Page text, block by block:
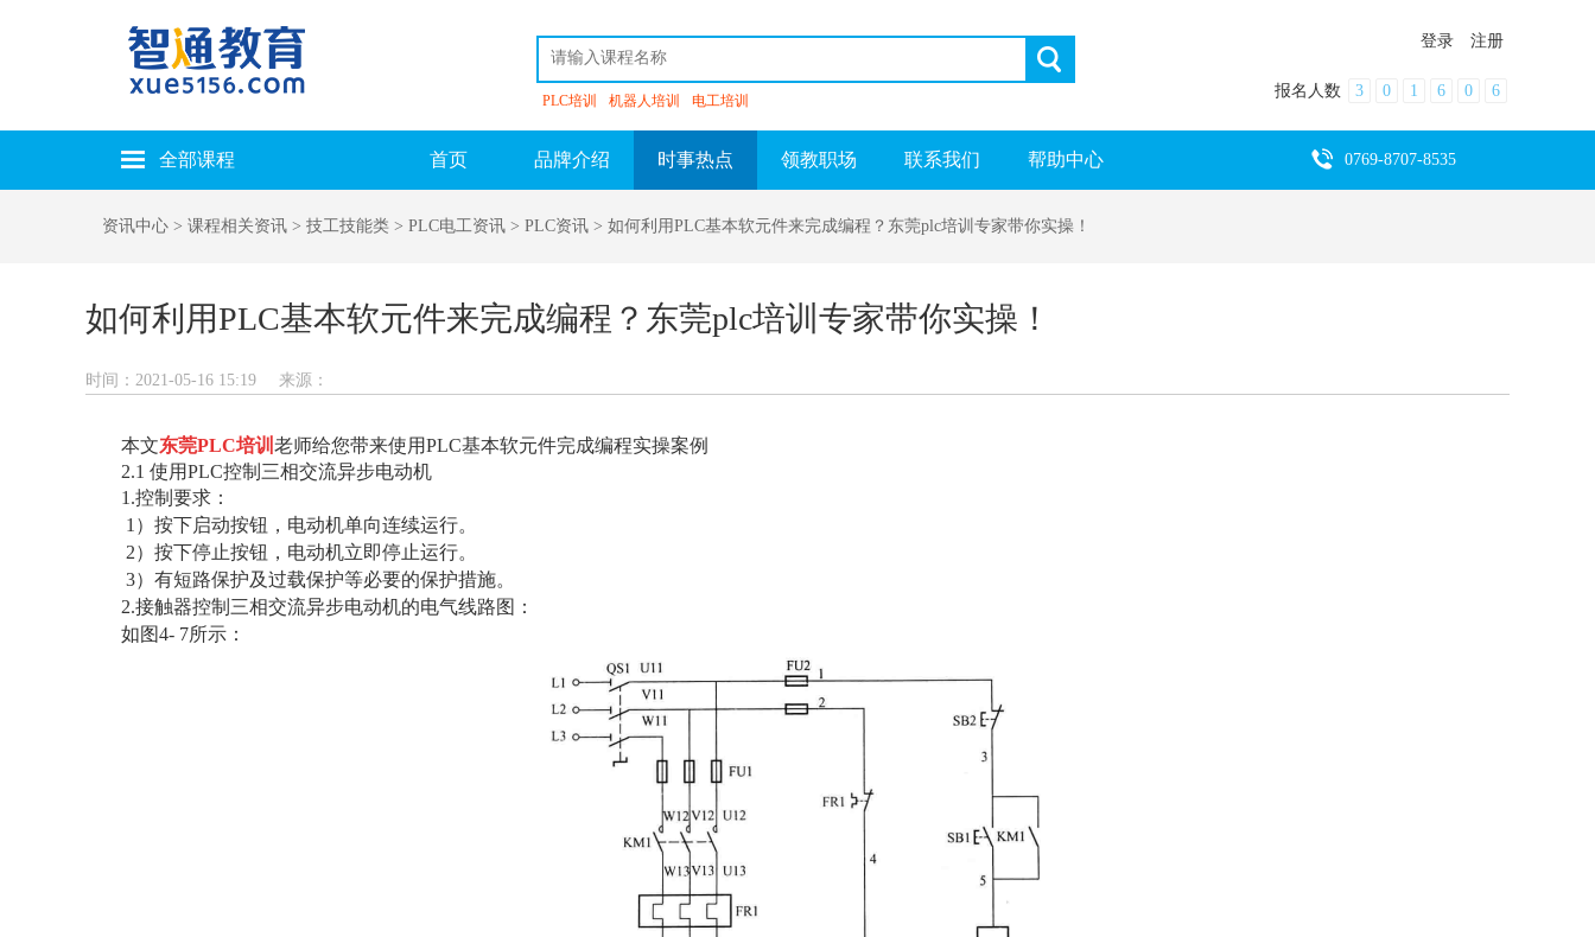
PLC培训 机器人培训 电工培训
登录 注册
报名人数 3 0 1 6 0 6
首页 品牌介绍 时事热点 领教职场 联系我们 帮助中心 0769-8707-8535
全部课程
资讯中心 > 课程相关资讯 > 技工技能类 > PLC电工资讯 > PLC资讯 > 如何利用PLC基本软元件来完成编程？东莞plc培训专家带你实操！
如何利用PLC基本软元件来完成编程？东莞plc培训专家带你实操！
时间：2021-05-16 15:19 来源：
本文东莞PLC培训 老师给您带来使用PLC基本软元件完成编程实操案例
2.1 使用PLC控制三相交流异步电动机
1.控制要求：
1）按下启动按钮，电动机单向连续运行。
2）按下停止按钮，电动机立即停止运行。
3）有短路保护及过载保护等必要的保护措施。
2.接触器控制三相交流异步电动机的电气线路图：
如图4- 7所示：